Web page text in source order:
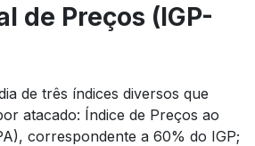
de Preços (IGP-
de três índices diversos que
atacado: Índice de Preços ao
correspondente a 60% do IGP;